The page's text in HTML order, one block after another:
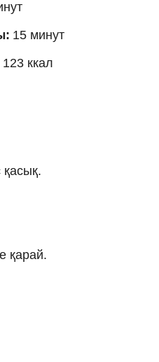
15 минут
123 ккал
қарай.